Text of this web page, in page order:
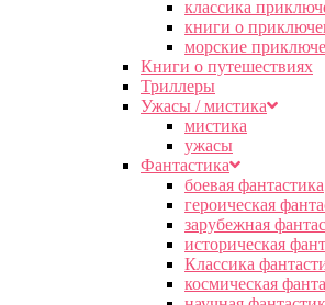
классика
книги о
морские
Книги о путешествиях
Триллеры
Ужасы / мистика
мистика
ужасы
Фантастика
боевая фантастика
героическая
зарубежная
историческая
Классика
космическая